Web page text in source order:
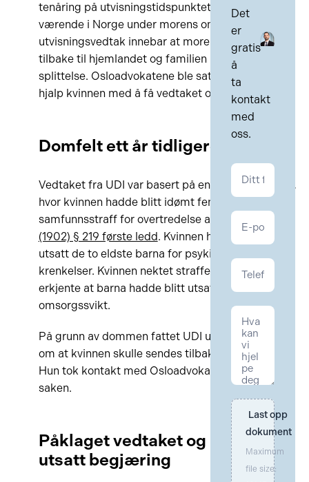
tenåring på utvisningstidspunktet, hadde blitt
værende i Norge under morens omsorg. UDIs
utvisningsvedtak innebar at moren måtte sendes
tilbake til hjemlandet og familien risikerte dermed
splittelse. Osloadvokatene ble satt på saken og
hjalp kvinnen med å få vedtaket opphevet.
Domfelt ett år tidligere
Vedtaket fra UDI var basert på en dom fra året før,
hvor kvinnen hadde blitt idømt fengsel og
samfunnsstraff for overtredelse av
(1902) § 219 første ledd. Kvinnen hadde tidligere
utsatt de to eldste barna for psykiske og fysiske
krenkelser. Kvinnen nektet straffeskyld, men
erkjente at barna hadde blitt utsatt for
omsorgssvikt.
På grunn av dommen fattet UDI utvisningsvedtak
om at kvinnen skulle sendes tilbake til hjemlandet.
Hun tok kontakt med Osloadvokatene, som tok
saken.
Påklaget vedtaket og ba om
utsatt begjæring
Det
er
gratis
å
ta
kontakt
med
oss.
Kontakt
Last opp
dokument
Maximum
file size: